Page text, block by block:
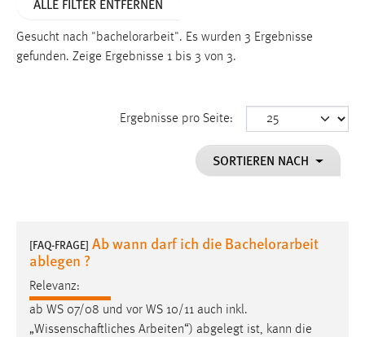
Gesucht nach "bachelorarbeit". Es wurden 3 Ergebnisse
gefunden. Zeige Ergebnisse 1 bis 3 von 3.
Ergebnisse pro Seite:
SORTIEREN NACH
[FAQ-FRAGE] Ab wann darf ich die Bachelorarbeit
ablegen ?
Relevanz:
ab WS 07/08 und vor WS 10/11 auch inkl.
„Wissenschaftliches Arbeiten“) abgelegt ist, kann die
Funktionen und sind für die einwandfreie Funktion der
Einverständnis
cookie_consent
Dieser Cookie speichert die ausgewählten Einverständnis-
Performance
Name:
staticfilecache